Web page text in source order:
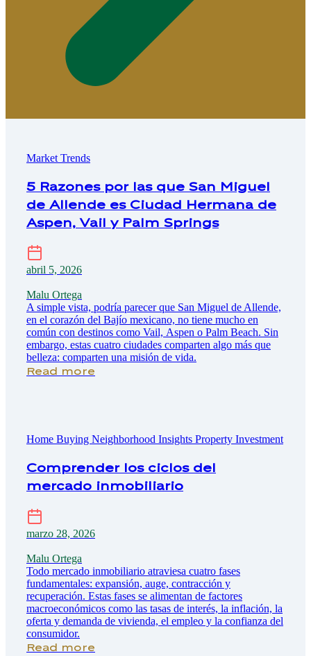
Market Trends
5 Razones por las que San Miguel
de Allende es Ciudad Hermana de
Aspen, Vail y Palm Springs
abril 5, 2026
Malu Ortega
A simple vista, podría parecer que San Miguel de Allende,
en el corazón del Bajío mexicano, no tiene mucho en
común con destinos como Vail, Aspen o Palm Beach. Sin
embargo, estas cuatro ciudades comparten algo más que
belleza: comparten una misión de vida.
Read more
Home Buying Neighborhood Insights Property Investment
Comprender los ciclos del
mercado inmobiliario
marzo 28, 2026
Malu Ortega
Todo mercado inmobiliario atraviesa cuatro fases
fundamentales: expansión, auge, contracción y
recuperación. Estas fases se alimentan de factores
macroeconómicos como las tasas de interés, la inflación, la
oferta y demanda de vivienda, el empleo y la confianza del
consumidor.
Read more